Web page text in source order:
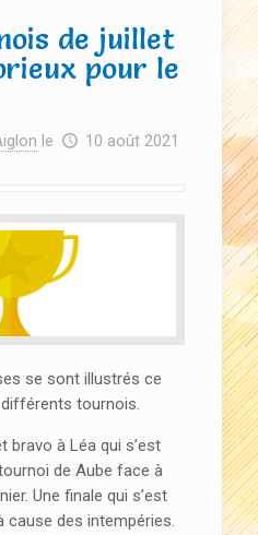
de juillet
pour le
le 10 août 2021
se sont illustrés ce
tournois.
bravo à Léa qui s’est
de Aube face à
Une finale qui s’est
cause des intempéries.